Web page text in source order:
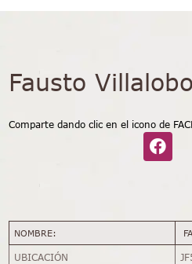
Fausto
Comparte dando clic en el icono de
NOMBRE:
UBICACIÓN